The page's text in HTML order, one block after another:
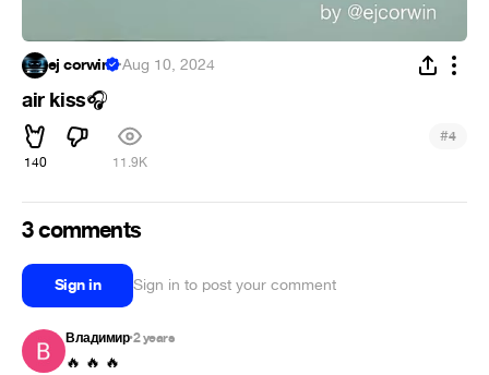
ej corwin ·Aug 10, 2024
air kiss🎧
140 11.9K
#4
3 comments
Sign in Sign in to post your comment
Владимир•2 years
🔥 🔥 🔥